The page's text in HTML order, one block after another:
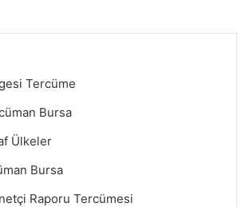
Tercüme
Bursa
Ülkeler
Bursa
Raporu Tercümesi